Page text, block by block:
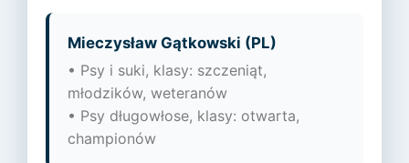
Mieczysław Gątkowski (PL)
• Psy i suki, klasy: szczeniąt,
młodzików, weteranów
• Psy długowłose, klasy: otwarta,
championów